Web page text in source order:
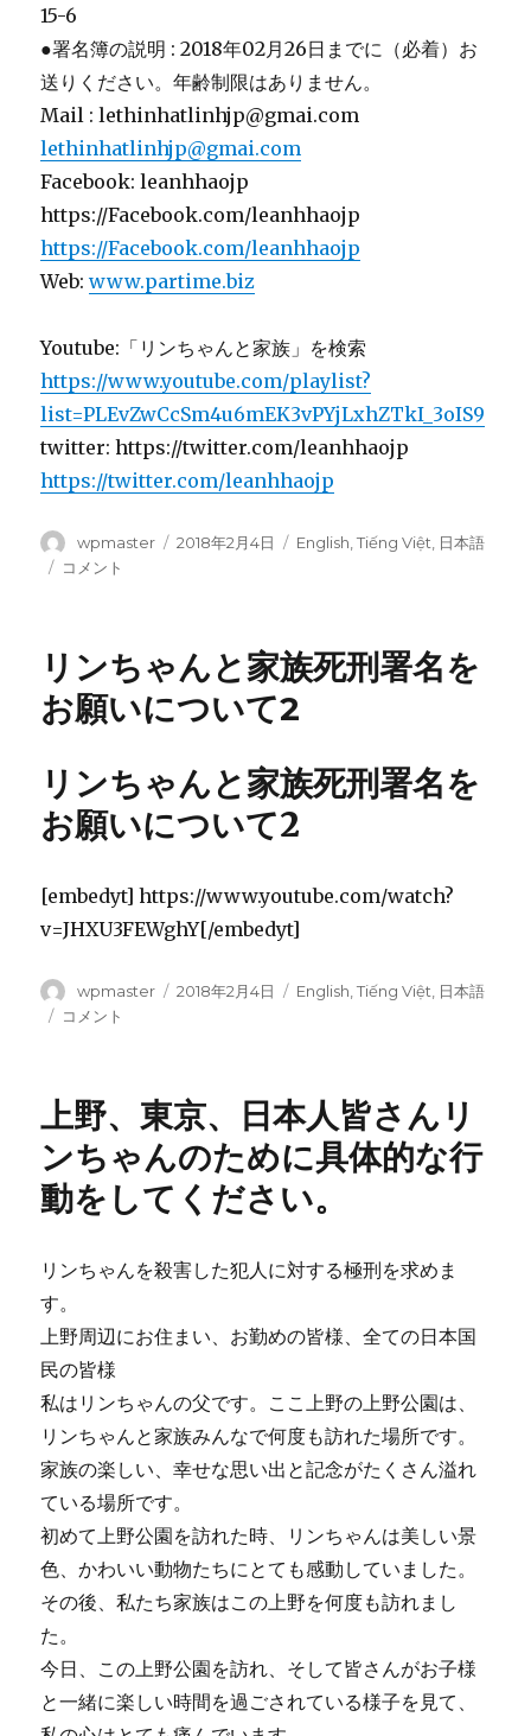
15-6
●署名簿の説明 : 2018年02月26日までに（必着）お
送りください。年齢制限はありません。
Mail : lethinhatlinhjp@gmai.com
lethinhatlinhjp@gmai.com
Facebook: leanhhaojp
https://Facebook.com/leanhhaojp
https://Facebook.com/leanhhaojp
Web:www.partime.biz
Youtube:「リンちゃんと家族」を検索
https://www.youtube.com/playlist?
list=PLEvZwCcSm4u6mEK3vPYjLxhZTkI_3oIS9
twitter: https://twitter.com/leanhhaojp
https://twitter.com/leanhhaojp
投
稿
wpmaster
投
2018年2月4日
カ
English ,Tiếng Việt 日本語
リ
ん
と
家
死
刑
署
名
お
い
つ
い
コメント
リンちゃんと家族死刑署名を
お願いについて2
リンちゃんと家族死刑署名を
お願いについて2
[embedyt] https://www.youtube.com/watch?
v=JHXU3FEWghY[/embedyt]
投
稿
wpmaster
投
2018年2月4日
カ
English ,Tiếng Việt 日本語
リ
ん
家
族
死
署
を
お
願
に
つ
い
2
に
コメント
上野、東京、日本人皆さんリ
ンちゃんのために具体的な行
動をしてください。
リンちゃんを殺害した犯人に対する極刑を求めま
す。
上野周辺にお住まい、お勤めの皆様、全ての日本国
民の皆様
私はリンちゃんの父です。ここ上野の上野公園は、
リンちゃんと家族みんなで何度も訪れた場所です。
家族の楽しい、幸せな思い出と記念がたくさん溢れ
ている場所です。
初めて上野公園を訪れた時、リンちゃんは美しい景
色、かわいい動物たちにとても感動していました。
その後、私たち家族はこの上野を何度も訪れまし
た。
今日、この上野公園を訪れ、そして皆さんがお子様
と一緒に楽しい時間を過ごされている様子を見て、